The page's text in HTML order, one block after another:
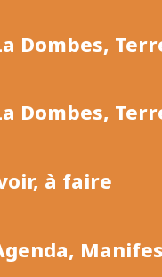
Dombes,
Dombes,
à faire
Foire